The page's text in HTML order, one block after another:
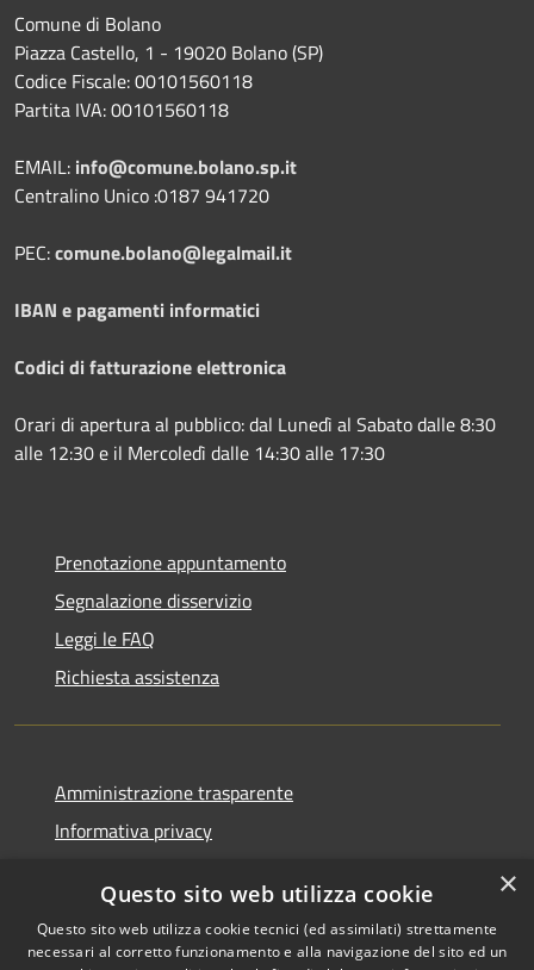
Comune di Bolano
Piazza Castello, 1 - 19020 Bolano (SP)
Codice Fiscale: 00101560118
Partita IVA: 00101560118
EMAIL: info@comune.bolano.sp.it
Centralino Unico :0187 941720
PEC:comune.bolano@legalmail.it
IBAN e pagamenti informatici
Codici di fatturazione elettronica
Orari di apertura al pubblico: dal Lunedì al Sabato dalle 8:30
alle 12:30 e il Mercoledì dalle 14:30 alle 17:30
Prenotazione appuntamento
Segnalazione disservizio
Leggi le FAQ
Richiesta assistenza
Amministrazione trasparente
Informativa privacy
Dichiarazione di accessibilità
×
Questo sito web utilizza cookie
Questo sito web utilizza cookie tecnici (ed assimilati) strettamente
necessari al corretto funzionamento e alla navigazione del sito ed un